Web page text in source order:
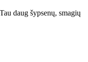
daug šypsenų, smagių